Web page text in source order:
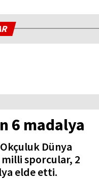
6 madalya
Dünya
milli sporcular, 2
elde etti.